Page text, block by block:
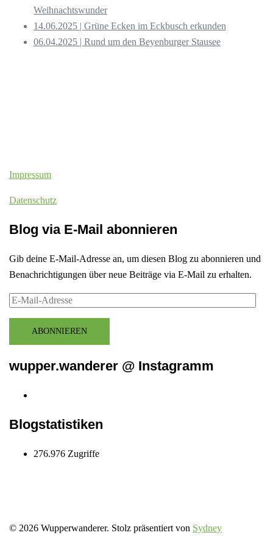
Weihnachtswunder
14.06.2025 | Grüne Ecken im Eckbusch erkunden
06.04.2025 | Rund um den Beyenburger Stausee
Impressum
Datenschutz
Blog via E-Mail abonnieren
Gib deine E-Mail-Adresse an, um diesen Blog zu abonnieren und
Benachrichtigungen über neue Beiträge via E-Mail zu erhalten.
E-
AdresseABONNIEREN
wupper.wanderer @ Instagramm
Blogstatistiken
276.976 Zugriffe
© 2026 Wupperwanderer. Stolz präsentiert von Sydney